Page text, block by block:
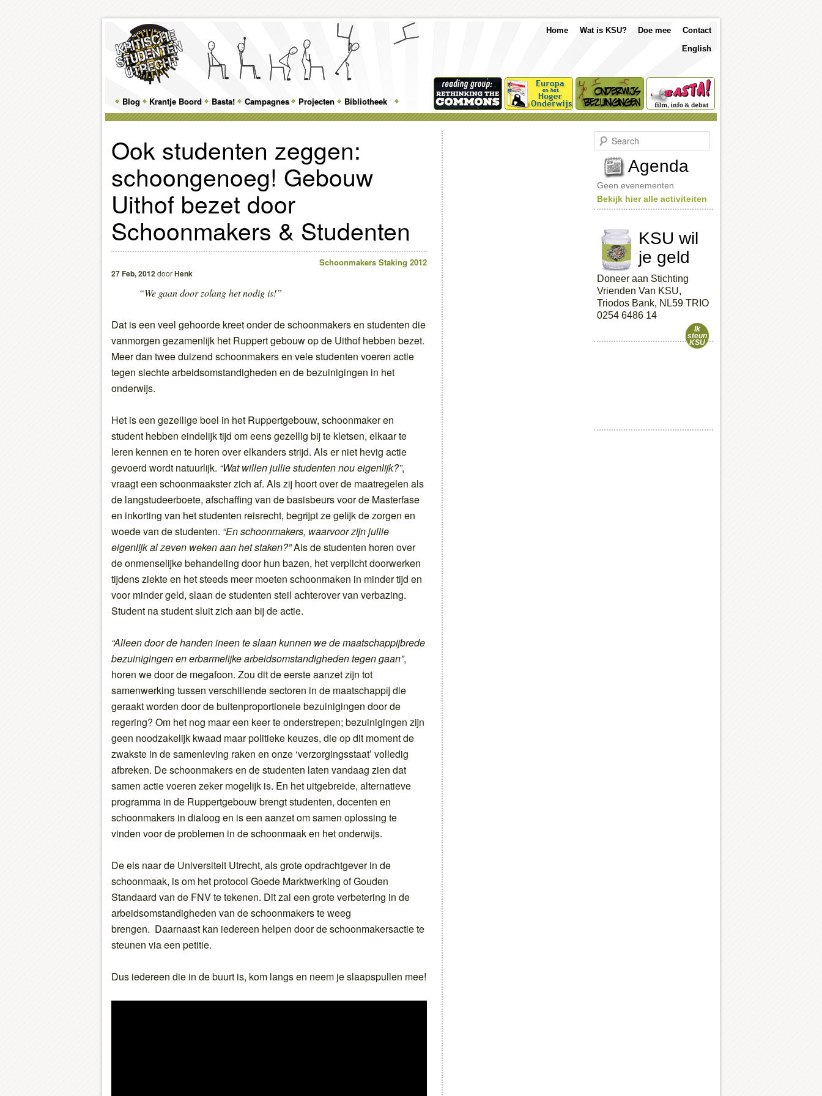
Main
menu
Skip
to
primary
content
Skip
to
secondary
content
Blog Krantje Boord Basta! Campagnes Projecten Bibliotheek
TopSkip
content
Skip
content
Contact
Doe mee
Wat is KSU?
Home
English
Top
Feature
Menu
Skip
to
primary
Skip
to
secondary
Ook studenten zeggen:
schoongenoeg! Gebouw
Uithof bezet door
Schoonmakers & Studenten
Schoonmakers Staking 2012
27 Feb, 2012doorHenk
“We gaan door zolang het nodig is!”
Dat is een veel gehoorde kreet onder de schoonmakers en studenten die
vanmorgen gezamenlijk het Ruppert gebouw op de Uithof hebben bezet.
Meer dan twee duizend schoonmakers en vele studenten voeren actie
tegen slechte arbeidsomstandigheden en de bezuinigingen in het
onderwijs.
Het is een gezellige boel in het Ruppertgebouw, schoonmaker en
student hebben eindelijk tijd om eens gezellig bij te kletsen, elkaar te
leren kennen en te horen over elkanders strijd. Als er niet hevig actie
gevoerd wordt natuurlijk. “Wat willen jullie studenten nou eigenlijk?”,
vraagt een schoonmaakster zich af. Als zij hoort over de maatregelen als
de langstudeerboete, afschaffing van de basisbeurs voor de Masterfase
en inkorting van het studenten reisrecht, begrijpt ze gelijk de zorgen en
woede van de studenten. “En schoonmakers, waarvoor zijn jullie
eigenlijk al zeven weken aan het staken?”Als de studenten horen over
de onmenselijke behandeling door hun bazen, het verplicht doorwerken
tijdens ziekte en het steeds meer moeten schoonmaken in minder tijd en
voor minder geld, slaan de studenten steil achterover van verbazing.
Student na student sluit zich aan bij de actie.
“Alleen door de handen ineen te slaan kunnen we de maatschappijbrede
bezuinigingen en erbarmelijke arbeidsomstandigheden tegen gaan”,
horen we door de megafoon. Zou dit de eerste aanzet zijn tot
samenwerking tussen verschillende sectoren in de maatschappij die
geraakt worden door de buitenproportionele bezuinigingen door de
regering? Om het nog maar een keer te onderstrepen; bezuinigingen zijn
geen noodzakelijk kwaad maar politieke keuzes, die op dit moment de
zwakste in de samenleving raken en onze ‘verzorgingsstaat’ volledig
afbreken. De schoonmakers en de studenten laten vandaag zien dat
samen actie voeren zeker mogelijk is. En het uitgebreide, alternatieve
programma in de Ruppertgebouw brengt studenten, docenten en
schoonmakers in dialoog en is een aanzet om samen oplossing te
vinden voor de problemen in de schoonmaak en het onderwijs.
De eis naar de Universiteit Utrecht, als grote opdrachtgever in de
schoonmaak, is om het protocol Goede Marktwerking of Gouden
Standaard van de FNV te tekenen. Dit zal een grote verbetering in de
arbeidsomstandigheden van de schoonmakers te weeg
brengen. Daarnaast kan iedereen helpen door de schoonmakersactie te
steunen via een petitie.
Dus iedereen die in de buurt is, kom langs en neem je slaapspullen mee!
e
c
h
Agenda
Geen evenementen
Bekijk hier alle activiteiten
KSU wil
je geld
Doneer aan Stichting
Vrienden Van KSU,
Triodos Bank, NL59 TRIO
0254 6486 14
Ik
steun
KSU